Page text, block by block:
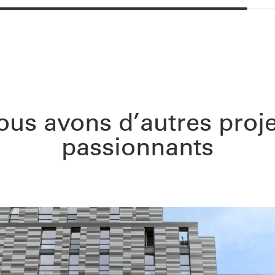
avons d’autres
passionnants